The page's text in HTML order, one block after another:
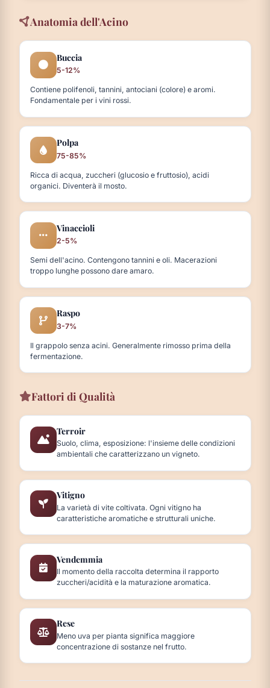
Anatomia dell'Acino
Buccia
5-12%
Contiene polifenoli, tannini, antociani (colore) e aromi.
Fondamentale per i vini rossi.
Polpa
75-85%
Ricca di acqua, zuccheri (glucosio e fruttosio), acidi
organici. Diventerà il mosto.
Vinaccioli
2-5%
Semi dell'acino. Contengono tannini e oli. Macerazioni
troppo lunghe possono dare amaro.
Raspo
3-7%
Il grappolo senza acini. Generalmente rimosso prima della
fermentazione.
Fattori di Qualità
Terroir
Suolo, clima, esposizione: l'insieme delle condizioni
ambientali che caratterizzano un vigneto.
Vitigno
La varietà di vite coltivata. Ogni vitigno ha
caratteristiche aromatiche e strutturali uniche.
Vendemmia
Il momento della raccolta determina il rapporto
zuccheri/acidità e la maturazione aromatica.
Rese
Meno uva per pianta significa maggiore
concentrazione di sostanze nel frutto.